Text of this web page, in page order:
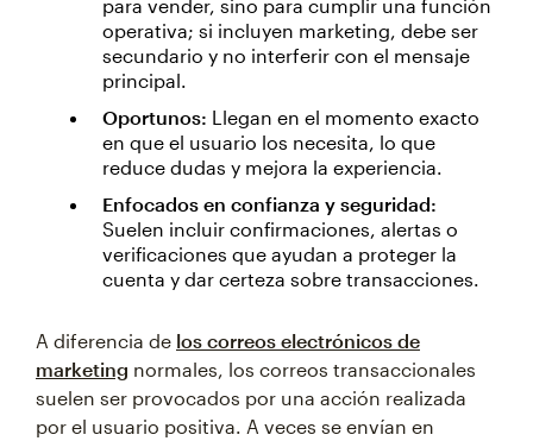
para vender, sino para cumplir una función
operativa; si incluyen marketing, debe ser
secundario y no interferir con el mensaje
principal.
Oportunos: Llegan en el momento exacto
en que el usuario los necesita, lo que
reduce dudas y mejora la experiencia.
Enfocados en confianza y seguridad:
Suelen incluir confirmaciones, alertas o
verificaciones que ayudan a proteger la
cuenta y dar certeza sobre transacciones.
A diferencia de los correos electrónicos de
marketing normales, los correos transaccionales
suelen ser provocados por una acción realizada
por el usuario positiva. A veces se envían en